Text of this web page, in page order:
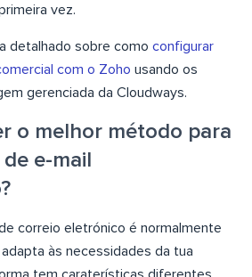
vez.
detalhado sobre como configurar
com o Zoho usando os
gerenciada da Cloudways.
o melhor método para
e-mail
correio eletrónico é normalmente
às necessidades da tua